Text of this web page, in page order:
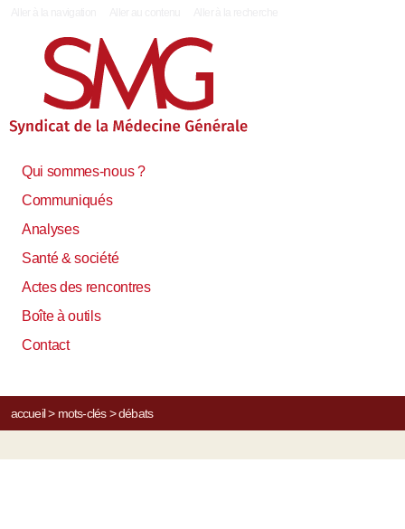
Qui sommes-nous ?
Communiqués
Analyses
Santé & société
Actes des rencontres
Boîte à outils
Contact
accueil> mots-clés> débats